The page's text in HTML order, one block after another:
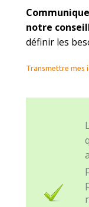
notre
définir les
Transmettre mes